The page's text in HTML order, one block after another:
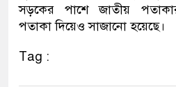
সড়কের পাশে জাতীয়
পতাকা দিয়েও সাজানো হয়েছে।
Tag :